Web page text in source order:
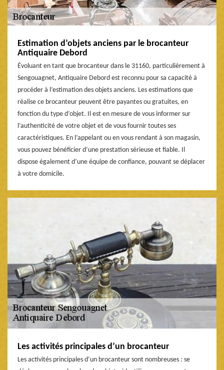
Estimation d’objets anciens par le brocanteur
Antiquaire Debord
Évoluant en tant que brocanteur dans le 31160, particulièrement à
Sengouagnet, Antiquaire Debord est reconnu pour sa capacité à
procéder à l’estimation des objets anciens. Les estimations que
réalise ce brocanteur peuvent être payantes ou gratuites, en
fonction du type d’objet. Il est en mesure de vous informer sur
l’authenticité de votre objet et de vous fournir toutes ses
caractéristiques. En l’appelant ou en vous rendant à son magasin,
vous pouvez bénéficier d’une prestation sérieuse et fiable. Il
dispose également d’une équipe de confiance, pouvant se déplacer
à votre domicile.
Les activités principales d’un brocanteur
Les activités principales d’un brocanteur sont nombreuses : se